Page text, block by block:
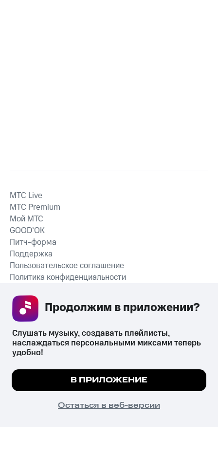
СКАЧАТЬ ПРИЛОЖЕНИЕ
MTС Live
MTС Premium
Мой МТС
GOOD’OK
Питч-форма
Поддержка
Пользовательское соглашение
Политика конфиденциальности
психотропных веществ, их аналогов причиняет вред здоровью,
их незаконный оборот запрещён и влечёт установленную
законодательством ответственность.
© 2026 ООО «КИОН».
Все права защищены
Мы используем куки, чтобы на сайте все
Подробнее
ПОНЯТНО
Слушать музыку, создавать плейлисты,
наслаждаться персональными миксами теперь
удобно!
В ПРИЛОЖЕНИЕ
Остаться в веб-версии